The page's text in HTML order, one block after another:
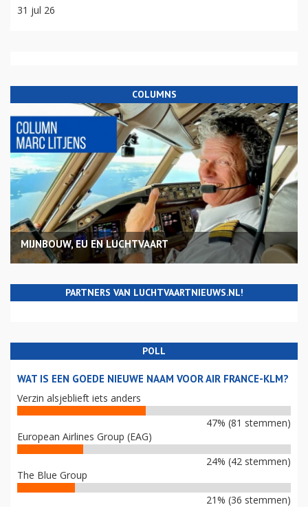
31 jul 26
COLUMNS
MIJNBOUW, EU EN LUCHTVAART
PARTNERS VAN LUCHTVAARTNIEUWS.NL!
POLL
WAT IS EEN GOEDE NIEUWE NAAM VOOR AIR FRANCE-KLM?
Verzin alsjeblieft iets anders
47% (81 stemmen)
European Airlines Group (EAG)
24% (42 stemmen)
The Blue Group
21% (36 stemmen)